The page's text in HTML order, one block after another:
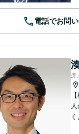
電話でお問
虎